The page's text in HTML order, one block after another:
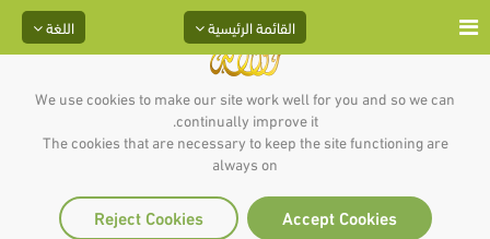
We use cookies to make our site work well for you and so we can
continually improve it.
The cookies that are necessary to keep the site functioning are
always on
Accept Cookies
Reject Cookies
اللغة القائمة الرئيسية
الوقوف بعرفة